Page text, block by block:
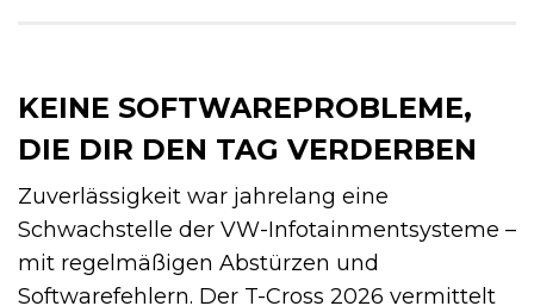
KEINE SOFTWAREPROBLEME,
DIE DIR DEN TAG VERDERBEN
Zuverlässigkeit war jahrelang eine
Schwachstelle der VW-Infotainmentsysteme –
mit regelmäßigen Abstürzen und
Softwarefehlern. Der T-Cross 2026 vermittelt